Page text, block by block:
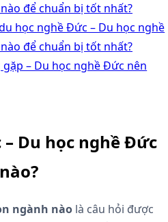
để chuẩn bị tốt nhất?
học nghề Đức – Du học nghề
để chuẩn bị tốt nhất?
– Du học nghề Đức nên
Du học nghề Đức
ngành nào là câu hỏi được